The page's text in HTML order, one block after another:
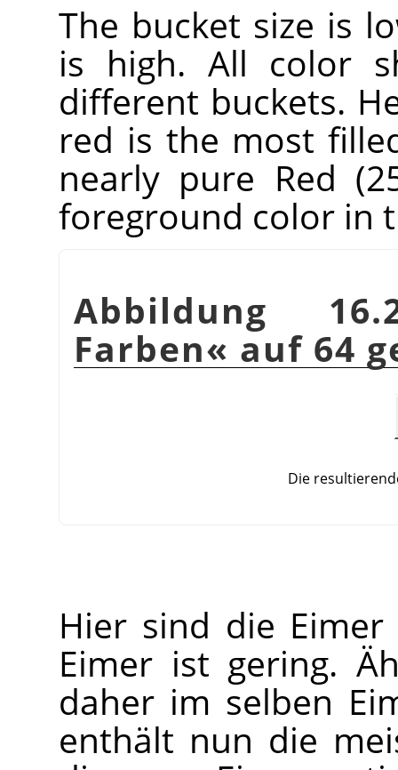
The bucket size is
is high. All color
different buckets.
red is the most
nearly pure Red
foreground color in
Abbildung
Farben« auf 64
Die
Hier sind die
Eimer ist gering.
daher im selben
enthält nun die